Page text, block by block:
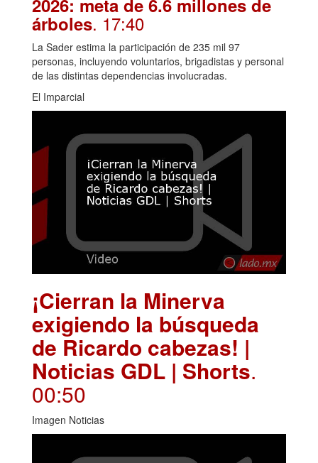
árboles. 17:40
La Sader estima la participación de 235 mil 97
personas, incluyendo voluntarios, brigadistas y personal
de las distintas dependencias involucradas.
El Imparcial
¡Cierran la Minerva
exigiendo la búsqueda
de Ricardo cabezas! |
Noticias GDL | Shorts.
00:50
Imagen Noticias